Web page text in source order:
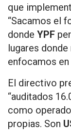
que
“Sacamos el
donde YPF
lugares
enfocamos en
El directivo
“auditados
como
propias. Son